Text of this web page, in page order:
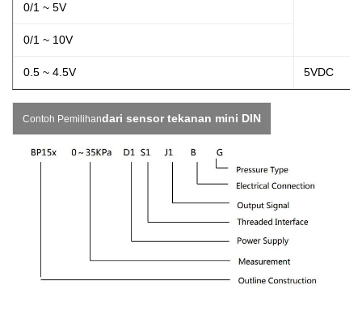
0/1 ~ 5V
0/1 ~ 10V
0.5 ~ 4.5V 5VDC
Contoh Pemilihandari sensor tekanan mini DIN